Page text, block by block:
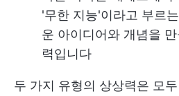
'무한 지능'이라고 부르
운 아이디어와 개념을
력입니다
두 가지 유형의 상상력은 모